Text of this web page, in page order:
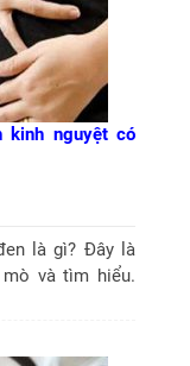
kinh nguyệt có
là gì? Đây là
và tìm hiểu.